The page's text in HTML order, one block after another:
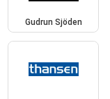
Gudrun Sjöden